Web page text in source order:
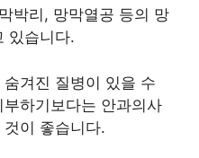
박리, 망막열공 등의 망
있습니다.
겨진 질병이 있을 수
하기보다는 안과의사
이 좋습니다.